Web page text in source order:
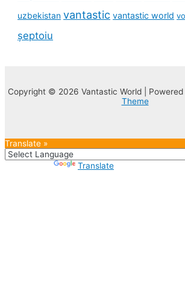
uzbekistan vantastic vantastic world
șeptoiu
Copyright © 2026 Vantastic World | Powered
Theme
Translate »
Translate